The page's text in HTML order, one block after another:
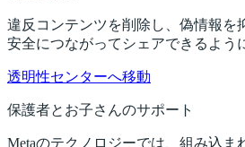
違反コンテンツを削除し、偽情報を
安全につながってシェアできるよう
透明性センターへ移動
保護者とお子さんのサポート
Metaのテクノロジーでは、組み込ま